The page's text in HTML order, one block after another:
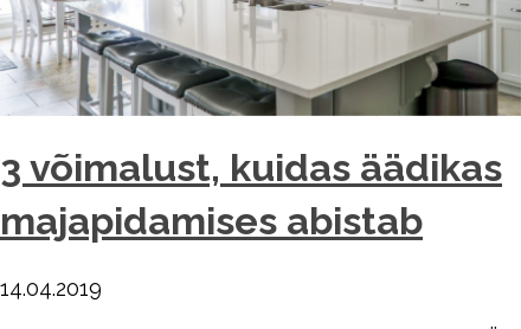
3 võimalust, kuidas äädikas
majapidamises abistab
14.04.2019